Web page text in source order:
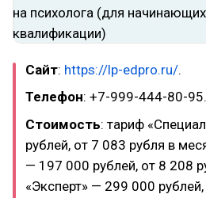
Сайт: https://lp-edpro.ru/.
Телефон: +7-999-444-80-95.
Стоимость: тариф
рублей, от 7 083 рубля в
— 197 000 рублей, от 8 208
«Эксперт» — 299 000